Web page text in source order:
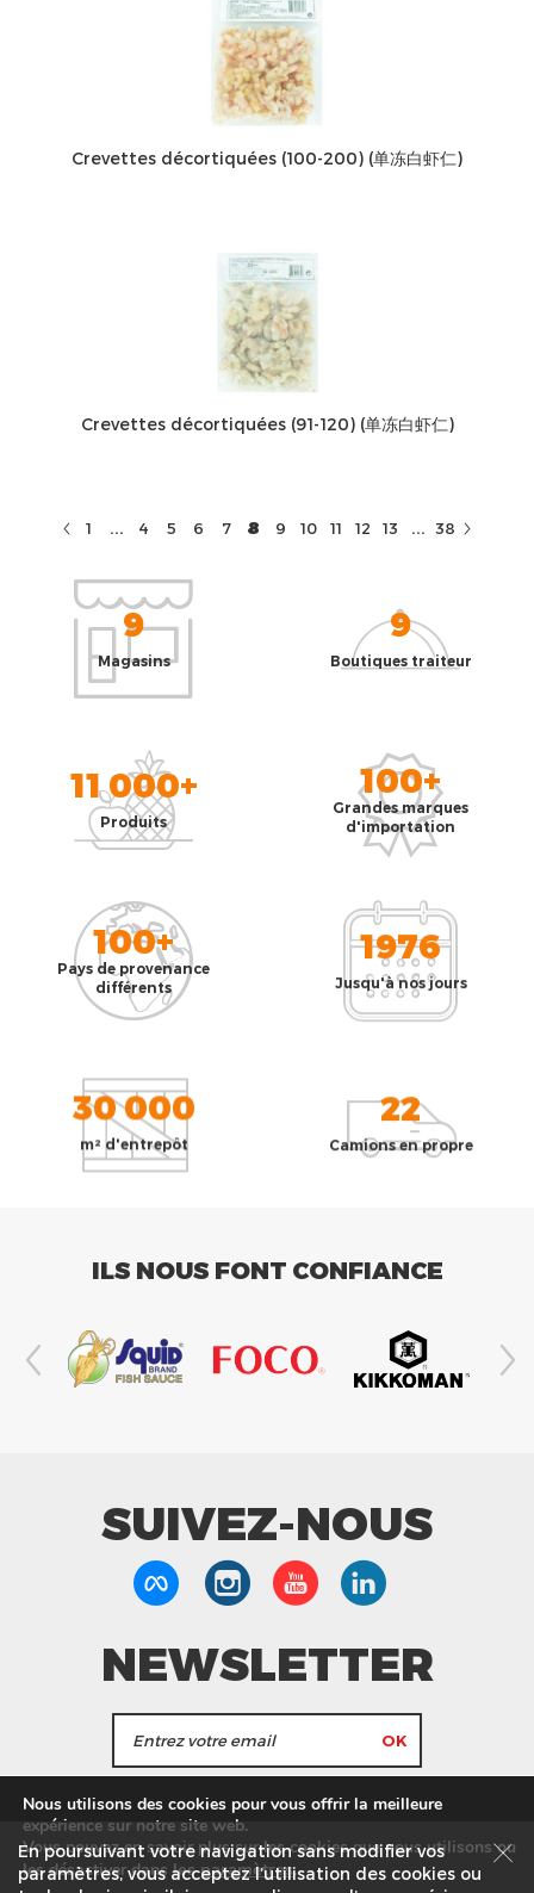
Crevettes décortiquées (100-200) (单冻白虾仁)
Crevettes décortiquées (91-120) (单冻白虾仁)
1 ... 4 5 6 7 8 9 10 11 12 13 ... 38
9
Magasins
9
Boutiques traiteur
11 000+
Produits
100+
Grandes marques
d'importation
100+
Pays de provenance
différents
1976
Jusqu'à nos jours
30 000
m² d'entrepôt
22
Camions en propre
ILS NOUS FONT CONFIANCE
SUIVEZ-NOUS
NEWSLETTER
J'accepte de recevoir les actualités et les
informations de Tang Frères.
Nos Magasins Service commercial
Recrutement
En poursuivant votre navigation sans modifier vos
paramètres, vous acceptez l’utilisation des cookies ou
Nous utilisons des cookies pour vous offrir la meilleure
expérience sur notre site web.
Vous pouvez en savoir plus sur les cookies que nous utilisons ou
les désactiver dans lesparamètres.